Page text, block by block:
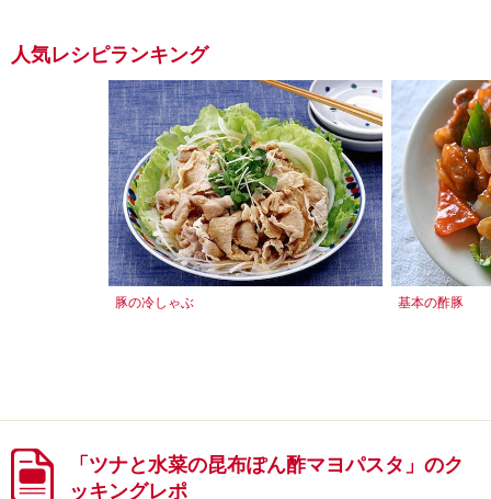
人気レシピランキング
豚の冷しゃぶ 基本の酢豚
「ツナと水菜の昆布ぽん酢マヨパスタ」のク
ッキングレポ